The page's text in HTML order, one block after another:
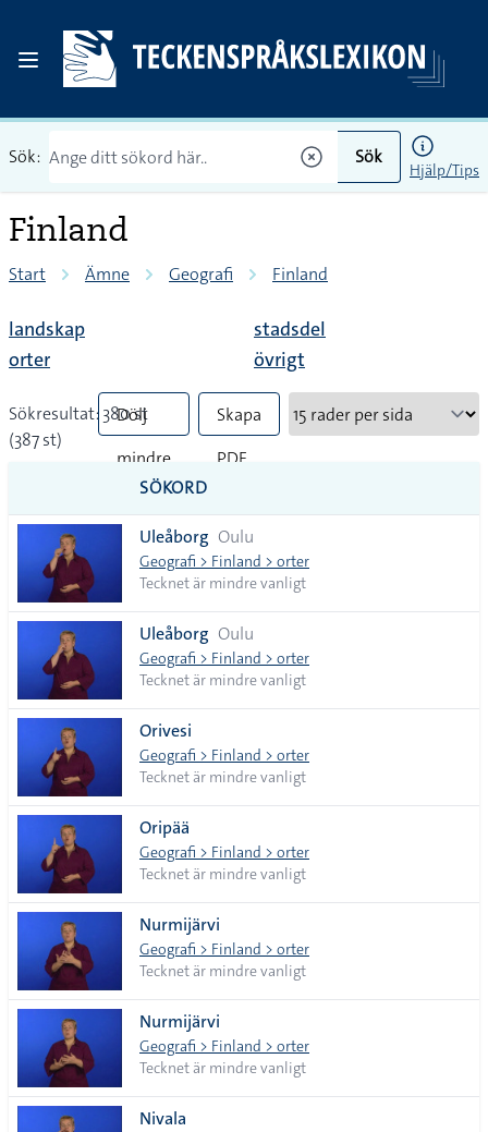
Sök: Sök
Hjälp/Tips
Finland
Start Ämne Geografi Finland
landskap
orter
stadsdel
övrigt
Sökresultat: 380 st
(387 st)
Dölj
mindre
tecken
Skapa
PDF
SÖKORD
Uleåborg Oulu
Geografi > Finland > orter
Tecknet är mindre vanligt
Uleåborg Oulu
Geografi > Finland > orter
Tecknet är mindre vanligt
Orivesi
Geografi > Finland > orter
Tecknet är mindre vanligt
Oripää
Geografi > Finland > orter
Tecknet är mindre vanligt
Nurmijärvi
Geografi > Finland > orter
Tecknet är mindre vanligt
Nurmijärvi
Geografi > Finland > orter
Tecknet är mindre vanligt
Nivala